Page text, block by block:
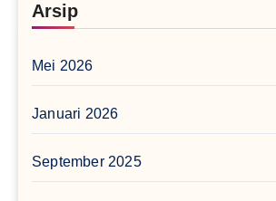
Arsip
Mei 2026
Januari 2026
September 2025